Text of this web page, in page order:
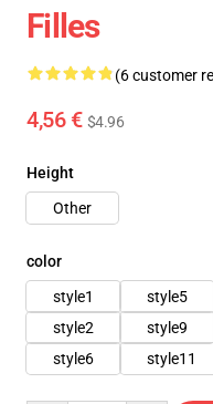
Filles
(6 customer
4,56 € $4.96
Height
Other
color
style1
style5
style2
style9
style6
style11